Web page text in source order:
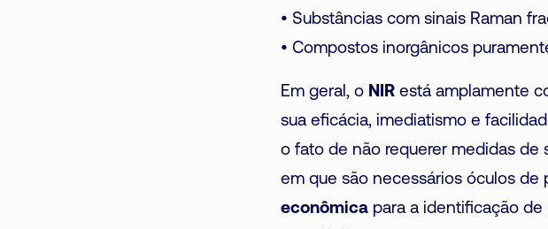
• Substâncias com sinais Raman
• Compostos inorgânicos
Em geral, o NIR está amplamente
sua eficácia, imediatismo e
o fato de não requerer medidas de
em que são necessários óculos de
econômica para a identificação